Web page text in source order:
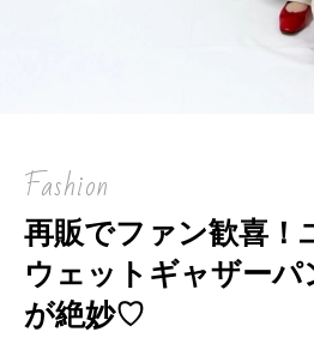
Fashion
再販でファン歓喜！
ウェットギャザーパ
が絶妙♡